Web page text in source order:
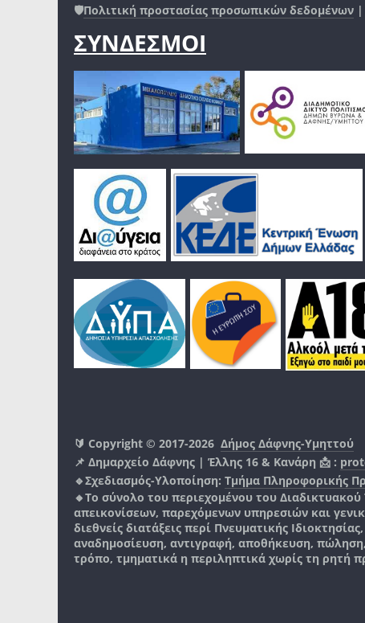
🛡️Πολιτική προστασίας προσωπικών δεδομένων
ΣΥΝΔΕΣΜΟΙ
🔰 Copyright © 2017-2026 Δήμος Δάφνης-Υμηττού
📌 Δημαρχείο Δάφνης | Έλλης 16 & Κανάρη 📩 :
🔹Σχεδιασμός-Υλοποίηση: Τμήμα Πληροφορικής
🔸Το σύνολο του περιεχομένου του
απεικονίσεων, παρεχόμενων υπηρεσιών και
διεθνείς διατάξεις περί Πνευματικής
αναδημοσίευση, αντιγραφή, αποθήκευση,
τρόπο, τμηματικά η περιληπτικά χωρίς τη ρητή